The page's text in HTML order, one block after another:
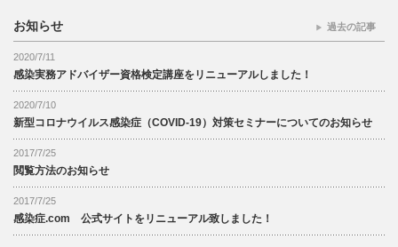
お知らせ
2020/7/11
感染実務アドバイザー資格検定講座をリニューアルしました！
2020/7/10
新型コロナウイルス感染症（COVID-19）対策セミナーについてのお知らせ
2017/7/25
閲覧方法のお知らせ
2017/7/25
感染症.com 公式サイトをリニューアル致しました！
過去の記事